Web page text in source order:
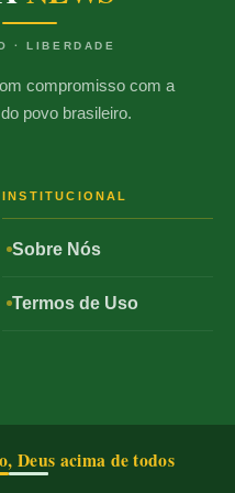
· LIBERDADE
compromisso com a
povo brasileiro.
INSTITUCIONAL
Sobre Nós
Termos de Uso
acima de todos